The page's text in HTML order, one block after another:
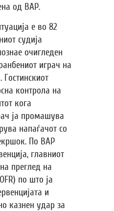
од ВАР.
е во 82
судија
очигледен
играч на
контрола на
кога
ја промашува
напаѓачот со
По ВАР
главниот
преглед на
по што ја
и
казнен удар за